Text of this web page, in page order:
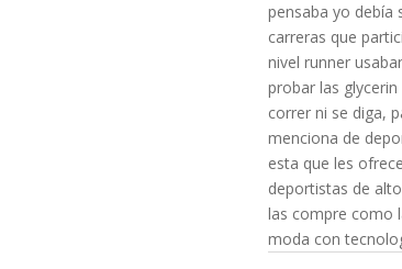
pensaba yo debía
carreras que
nivel runner
probar las
correr ni se diga,
menciona de
esta que les
deportistas de
las compre como
moda con